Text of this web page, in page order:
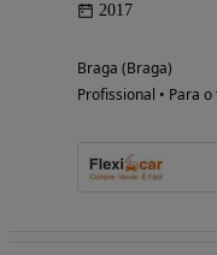
2017
Braga (Braga)
Profissional • Para